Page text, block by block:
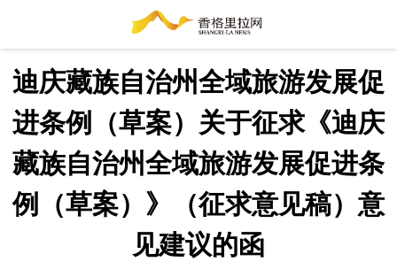
迪庆藏族自治州全域旅游发展促
进条例（草案）关于征求《迪庆
藏族自治州全域旅游发展促进条
例（草案）》（征求意见稿）意
见建议的函